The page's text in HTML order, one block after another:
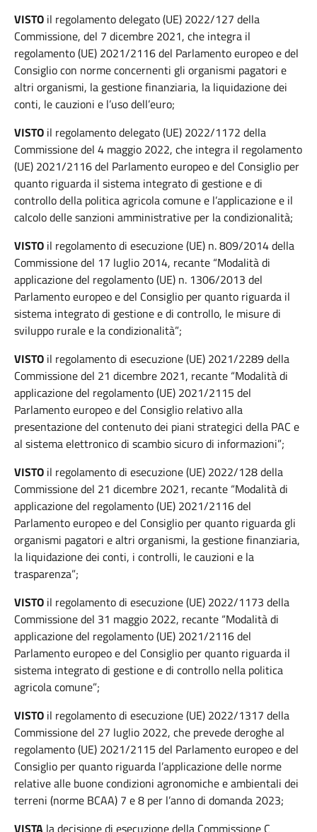
VISTO il regolamento delegato (UE) 2022/127 della
Commissione, del 7 dicembre 2021, che integra il
regolamento (UE) 2021/2116 del Parlamento europeo e del
Consiglio con norme concernenti gli organismi pagatori e
altri organismi, la gestione finanziaria, la liquidazione dei
conti, le cauzioni e l’uso dell’euro;
VISTO il regolamento delegato (UE) 2022/1172 della
Commissione del 4 maggio 2022, che integra il regolamento
(UE) 2021/2116 del Parlamento europeo e del Consiglio per
quanto riguarda il sistema integrato di gestione e di
controllo della politica agricola comune e l’applicazione e il
calcolo delle sanzioni amministrative per la condizionalità;
VISTO il regolamento di esecuzione (UE) n. 809/2014 della
Commissione del 17 luglio 2014, recante “Modalità di
applicazione del regolamento (UE) n. 1306/2013 del
Parlamento europeo e del Consiglio per quanto riguarda il
sistema integrato di gestione e di controllo, le misure di
sviluppo rurale e la condizionalità”;
VISTO il regolamento di esecuzione (UE) 2021/2289 della
Commissione del 21 dicembre 2021, recante “Modalità di
applicazione del regolamento (UE) 2021/2115 del
Parlamento europeo e del Consiglio relativo alla
presentazione del contenuto dei piani strategici della PAC e
al sistema elettronico di scambio sicuro di informazioni”;
VISTO il regolamento di esecuzione (UE) 2022/128 della
Commissione del 21 dicembre 2021, recante “Modalità di
applicazione del regolamento (UE) 2021/2116 del
Parlamento europeo e del Consiglio per quanto riguarda gli
organismi pagatori e altri organismi, la gestione finanziaria,
la liquidazione dei conti, i controlli, le cauzioni e la
trasparenza”;
VISTO il regolamento di esecuzione (UE) 2022/1173 della
Commissione del 31 maggio 2022, recante “Modalità di
applicazione del regolamento (UE) 2021/2116 del
Parlamento europeo e del Consiglio per quanto riguarda il
sistema integrato di gestione e di controllo nella politica
agricola comune”;
VISTO il regolamento di esecuzione (UE) 2022/1317 della
Commissione del 27 luglio 2022, che prevede deroghe al
regolamento (UE) 2021/2115 del Parlamento europeo e del
Consiglio per quanto riguarda l’applicazione delle norme
relative alle buone condizioni agronomiche e ambientali dei
terreni (norme BCAA) 7 e 8 per l’anno di domanda 2023;
VISTA la decisione di esecuzione della Commissione C